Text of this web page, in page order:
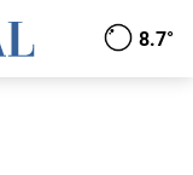
8.7°